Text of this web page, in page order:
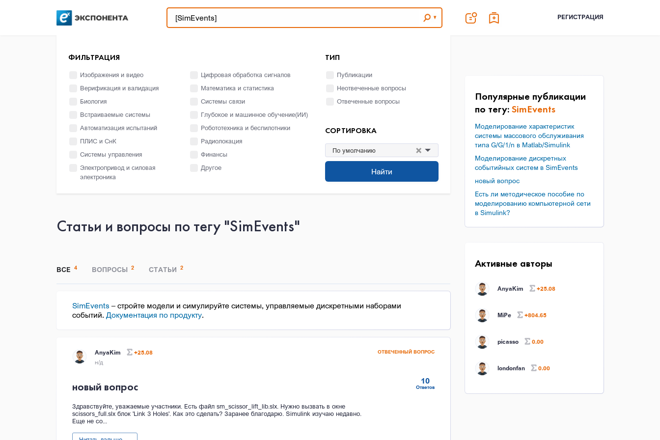
РЕГИСТРАЦИЯ
ФИЛЬТРАЦИЯ ТИП
Изображения и видео
Цифровая обработка сигналов
Верификация и валидация
Математика и статистика
Биология
Системы связи
Встраиваемые системы
Глубокое и машинное обучение(ИИ)
Автоматизация испытаний
Робототехника и беспилотники
ПЛИС и СнК
Радиолокация
Системы управления
Финансы
Электропривод и силовая
электроника
Другое
Публикации
Неотвеченные вопросы
Отвеченные вопросы
СОРТИРОВКА
По умолчанию ×
Найти
Статьи и вопросы по тегу "SimEvents"
ВСЕ 4 ВОПРОСЫ 2 СТАТЬИ 2
SimEvents – стройте модели и симулируйте системы, управляемые дискретными наборами
событий. Документация по продукту.
ОТВЕЧЕННЫЙ ВОПРОС
AnyaKim
+25.08
н/д
новый вопрос
Здравствуйте, уважаемые участники. Есть файл sm_scissor_lift_lib.slx. Нужно вызвать в окне
scissors_full.slx блок 'Link 3 Holes'. Как это сделать? Заранее благодарю. Simulink изучаю недавно.
Еще не со...
10
Ответов
Популярные публикации
по тегу:SimEvents
Моделирование характеристик
системы массового обслуживания
типа G/G/1/n в Matlab/Simulink
Моделирование дискретных
событийных систем в SimEvents
новый вопрос
Есть ли методическое пособие по
моделированию компьютерной сети
в Simulink?
Активные авторы
AnyaKim +25.08
MiPe +804.65
picasso 0.00
londonfan 0.00